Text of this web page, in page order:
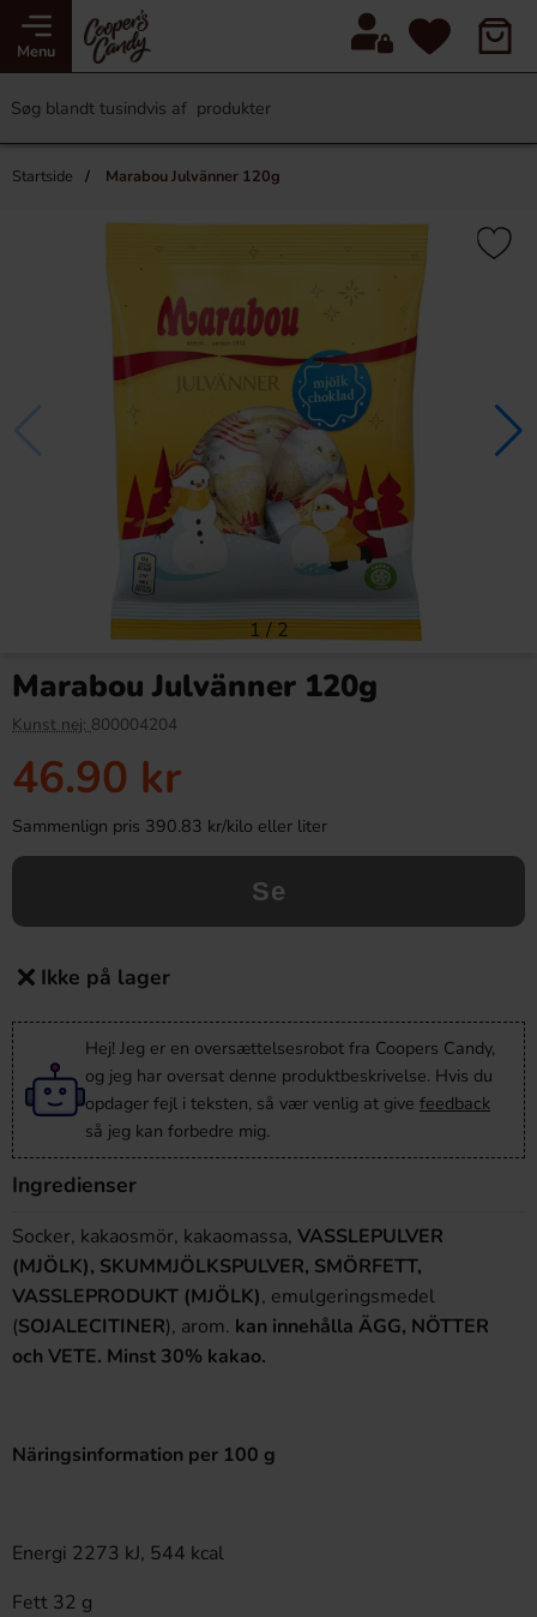
Menu
Startside Marabou Julvänner 120g
1 / 2
Marabou Julvänner 120g
Kunst nej: 800004204
46.90 kr
Sammenlign pris 390.83 kr/kilo eller liter
Se
Ikke på lager
Hej! Jeg er en oversættelsesrobot fra Coopers Candy,
og jeg har oversat denne produktbeskrivelse. Hvis du
opdager fejl i teksten, så vær venlig at give feedback
så jeg kan forbedre mig.
Ingredienser
Socker, kakaosmör, kakaomassa, VASSLEPULVER
(MJÖLK), SKUMMJÖLKSPULVER, SMÖRFETT,
VASSLEPRODUKT (MJÖLK), emulgeringsmedel
(SOJALECITINER), arom. kan innehålla ÄGG, NÖTTER
och VETE. Minst 30% kakao.
Näringsinformation per 100 g
Energi 2273 kJ, 544 kcal
Fett 32 g